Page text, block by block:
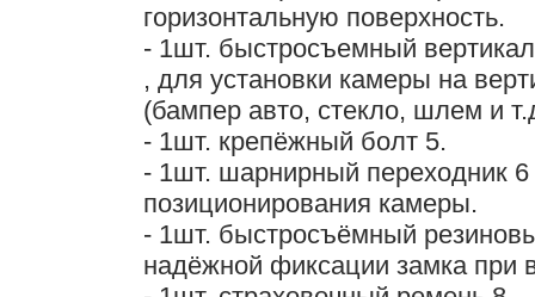
горизонтальную поверхность.
- 1шт. быстросъемный
, для установки камеры на
(бампер авто, стекло, шлем и
- 1шт. крепёжный болт 5.
- 1шт. шарнирный переходник 6
позиционирования камеры.
- 1шт. быстросъёмный
надёжной фиксации замка при